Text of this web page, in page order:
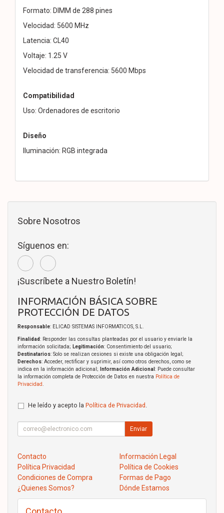
Formato: DIMM de 288 pines
Velocidad: 5600 MHz
Latencia: CL40
Voltaje: 1.25 V
Velocidad de transferencia: 5600 Mbps
Compatibilidad
Uso: Ordenadores de escritorio
Diseño
Iluminación: RGB integrada
Sobre Nosotros
Síguenos en:
¡Suscríbete a Nuestro Boletín!
INFORMACIÓN BÁSICA SOBRE
PROTECCIÓN DE DATOS
Responsable: ELICAD SISTEMAS INFORMATICOS, S.L.
Finalidad: Responder las consultas planteadas por el usuario y enviarle la
información solicitada; Legitimación: Consentimiento del usuario;
Destinatarios: Solo se realizan cesiones si existe una obligación legal;
Derechos: Acceder, rectificar y suprimir, así como otros derechos, como se
indica en la información adicional;
Información Adicional : Puede consultar
la información completa de Protección de Datos en nuestra Política de
Privacidad
He leído y acepto la Política de Privacidad
Enviar
Contacto
Información Legal
Política Privacidad
Política de Cookies
Condiciones de Compra
Formas de Pago
¿Quienes Somos?
Dónde Estamos